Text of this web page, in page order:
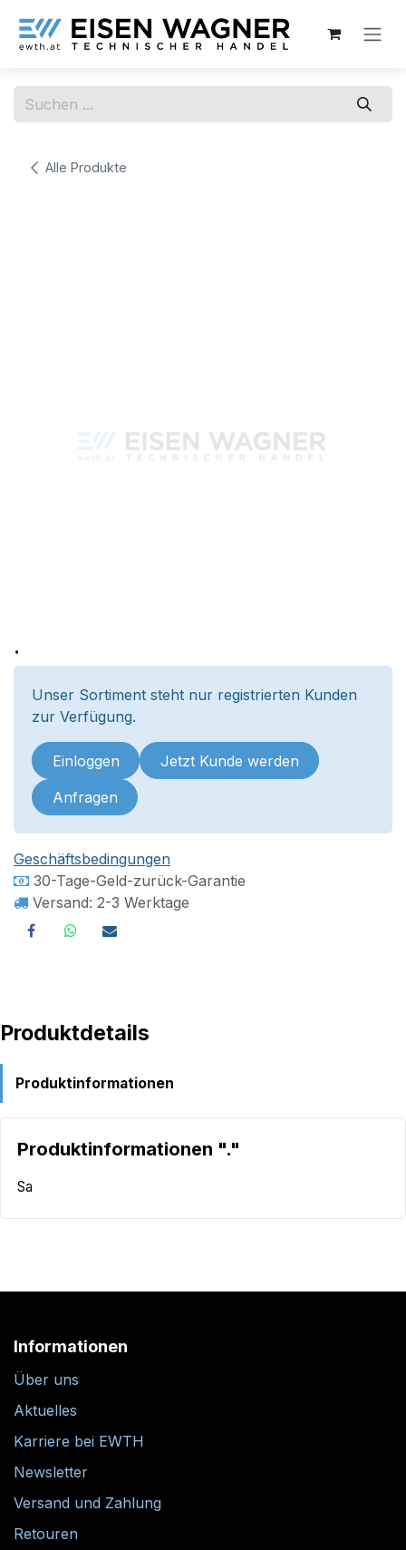
Alle Produkte
.
Unser Sortiment steht nur registrierten Kunden
zur Verfügung.
Einloggen Jetzt Kunde werden
Anfragen
Geschäftsbedingungen
30-Tage-Geld-zurück-Garantie
Versand: 2-3 Werktage
Produktdetails
Produktinformationen
Produktinformationen "."
Sa
Informationen
Über uns
Aktuelles
Karriere bei EWTH
Newsletter
Versand und Zahlung
Retouren